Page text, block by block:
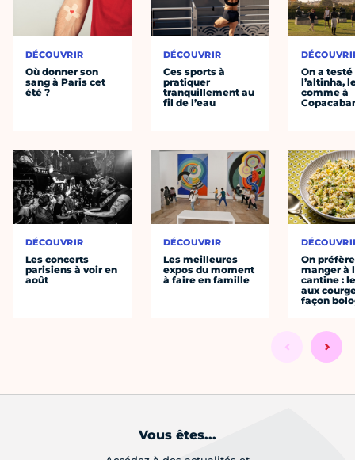
DÉCOUVRIR
Où donner son
sang à Paris cet
été ?
DÉCOUVRIR
Les concerts
parisiens à voir en
août
DÉCOUVRIR
Ces sports à
pratiquer
tranquillement au
fil de l’eau
DÉCOUVRIR
Les meilleures
expos du moment
à faire en famille
On a testé
l’altinha,
comme à
On préfère
manger à
cantine :
aux
façon
Vous êtes...